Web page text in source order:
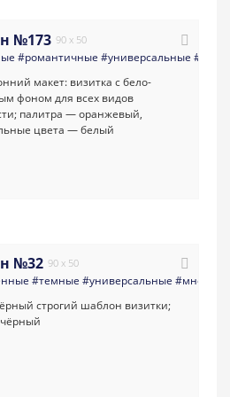
№173 90 x 50
#романтичные #универсальные
#темная
№32 90 x 50
#темные #универсальные